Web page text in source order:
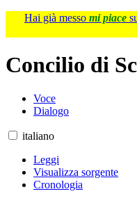
Hai già messo mi piace
Concilio di
Voce
Dialogo
italiano
Leggi
Visualizza sorgente
Cronologia